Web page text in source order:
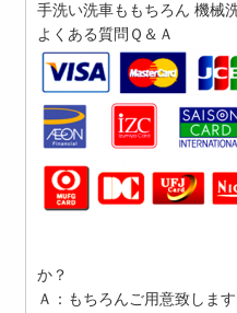
手洗い洗車ももちろん 機械
よくある質問Ｑ＆Ａ
か？
Ａ：もちろんご用意致します